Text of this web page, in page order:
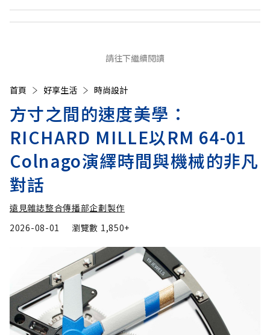
請往下繼續閱讀
首頁 好享生活 時尚設計
方寸之間的速度美學：
RICHARD MILLE以RM 64-01
Colnago演繹時間與機械的非凡
對話
遠見雜誌整合傳播部企劃製作
2026-08-01
瀏覽數 1,850+